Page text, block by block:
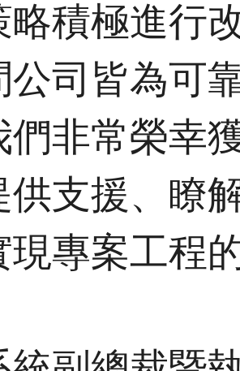
略積極進行
公司皆為可
們非常榮幸
供支援、瞭
現專案工程